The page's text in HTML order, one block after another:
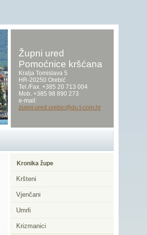
Župni ured
Pomoćnice kršćana
Kralja Tomislava 5
HR-20250 Orebić
Tel./Fax. +385 20 713 004
Mob. +385 98 890 273
e-mail:
zupni.ured.orebic@du.t-com.hr
Kronika župe
Kršteni
Vjenčani
Umrli
Krizmanici